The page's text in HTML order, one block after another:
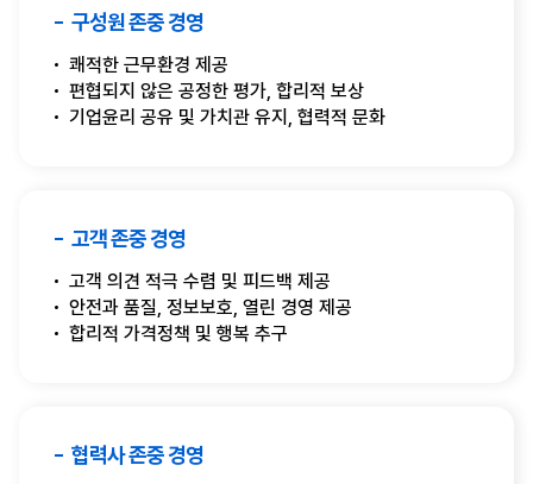
구성원 존중 경영
쾌적한 근무환경 제공
편협되지 않은 공정한 평가, 합리적 보상
기업윤리 공유 및 가치관 유지, 협력적 문화
고객 존중 경영
고객 의견 적극 수렴 및 피드백 제공
안전과 품질, 정보보호, 열린 경영 제공
합리적 가격정책 및 행복 추구
협력사 존중 경영